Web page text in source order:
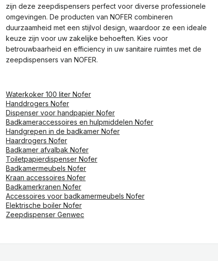
zijn deze zeepdispensers perfect voor diverse professionele
omgevingen. De producten van NOFER combineren
duurzaamheid met een stijlvol design, waardoor ze een ideale
keuze zijn voor uw zakelijke behoeften. Kies voor
betrouwbaarheid en efficiency in uw sanitaire ruimtes met de
zeepdispensers van NOFER.
Waterkoker 100 liter Nofer
Handdrogers Nofer
Dispenser voor handpapier Nofer
Badkameraccessoires en hulpmiddelen Nofer
Handgrepen in de badkamer Nofer
Haardrogers Nofer
Badkamer afvalbak Nofer
Toiletpapierdispenser Nofer
Badkamermeubels Nofer
Kraan accessoires Nofer
Badkamerkranen Nofer
Accessoires voor badkamermeubels Nofer
Elektrische boiler Nofer
Zeepdispenser Genwec